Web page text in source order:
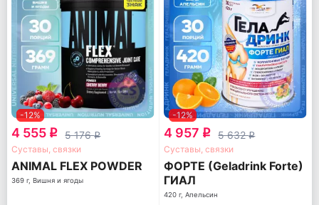
-12%
4 555 q 5 176q
Суставы, связки
ANIMAL FLEX POWDER
369 г, Вишня и ягоды
-12%
4 957 q 5 632q
Суставы, связки
ФОРТЕ (Geladrink Forte)
ГИАЛ
420 г, Апельсин